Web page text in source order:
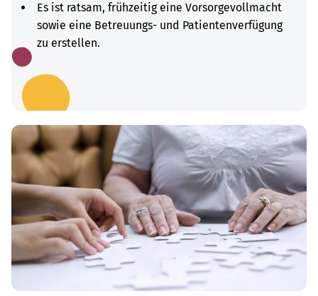
Es ist ratsam, frühzeitig eine Vorsorgevollmacht
sowie eine Betreuungs- und Patientenverfügung
zu erstellen.